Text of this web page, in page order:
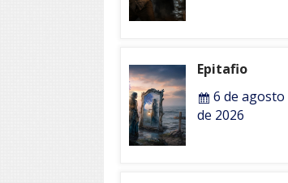
Epitafio
6 de agosto
de 2026